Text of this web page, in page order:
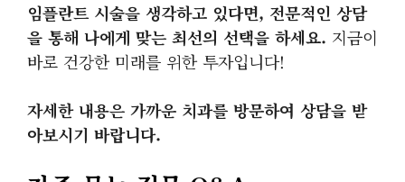
임플란트 시술을 생각하고 있다면, 전문적인 상담
을 통해 나에게 맞는 최선의 선택을 하세요. 지금이
바로 건강한 미래를 위한 투자입니다!
자세한 내용은 가까운 치과를 방문하여 상담을 받
아보시기 바랍니다.